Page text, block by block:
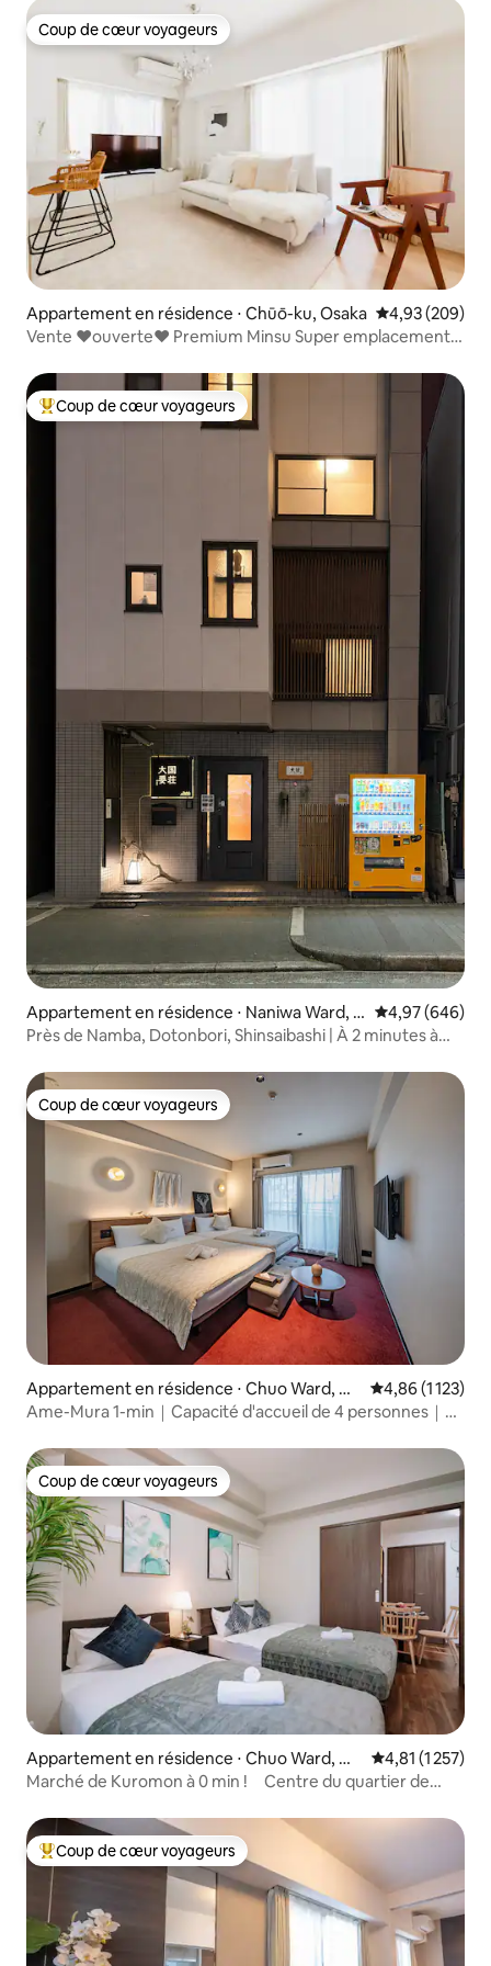
Coup de cœur voyageurs
Coup de cœur voyageurs
Appartement en résidence ⋅ Chūō-ku, Osaka Évaluation
4,93 (209)
Vente ❤️ouverte❤️ Premium Minsu Super emplacement
Kuromon Market Namba 3 pièces pour 10
Coups de cœur voyageurs les plus appréciés
Coup de cœur voyageurs
Appartement en résidence ⋅ Naniwa Ward, O
saka
Évaluation
4,97 (646)
Près de Namba, Dotonbori, Shinsaibashi | À 2 minutes à
différents | Ascenseur | USJ à 30 minutes | Aéroport du
Kansai...
Coup de cœur voyageurs
Coup de cœur voyageurs
Appartement en résidence ⋅ Chuo Ward, Os
aka
Évaluation
4,86 (1 123)
Ame-Mura 1-min｜Capacité d'accueil de 4 personnes｜
Coup de cœur voyageurs
Coup de cœur voyageurs
Appartement en résidence ⋅ Chuo Ward, Os
aka
Évaluation
4,81 (1 257)
Marché de Kuromon à 0 min ! Centre du quartier de
Coups de cœur voyageurs les plus appréciés
Coup de cœur voyageurs